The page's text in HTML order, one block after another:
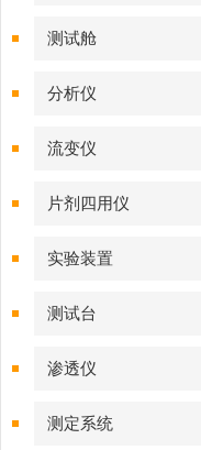
测试舱
分析仪
流变仪
片剂四用仪
实验装置
测试台
渗透仪
测定系统